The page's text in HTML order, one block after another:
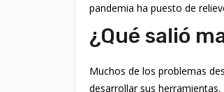
pandemia ha puesto de
¿Qué salió
Muchos de los problemas
desarrollar sus